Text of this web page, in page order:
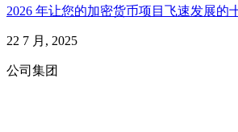
2026 年让您的加密货币项目飞速发展的
22 7 月, 2025
公司集团